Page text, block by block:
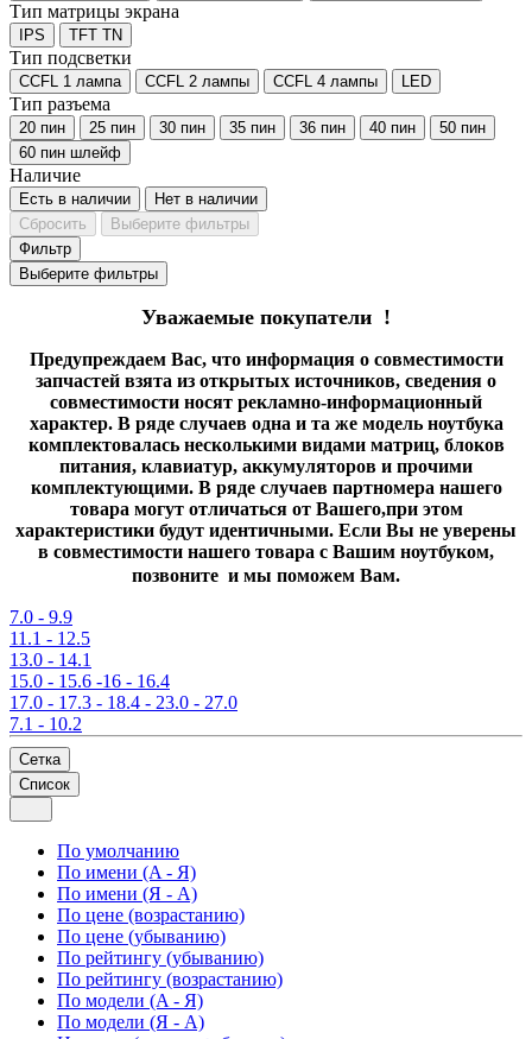
Тип матрицы экрана
IPS TFT TN
Тип подсветки
CCFL 1 лампа CCFL 2 лампы CCFL 4 лампы LED
Тип разъема
20 пин 25 пин 30 пин 35 пин 36 пин 40 пин
50 пин
60 пин шлейф
Наличие
Есть в наличии
Нет в наличии
Сбросить
Выберите фильтры
Фильтр
Выберите фильтры
Уважаемые покупатели !
Предупреждаем Вас, что информация о совместимости
запчастей взята из открытых источников, сведения о
совместимости носят рекламно-информационный
характер. В ряде случаев одна и та же модель ноутбука
комплектовалась несколькими видами матриц, блоков
питания, клавиатур, аккумуляторов и прочими
комплектующими. В ряде случаев партномера нашего
товара могут отличаться от Вашего,при этом
характеристики будут идентичными. Если Вы не уверены
в совместимости нашего товара с Вашим ноутбуком,
позвоните и мы поможем Вам.
7.0 - 9.9
11.1 - 12.5
13.0 - 14.1
15.0 - 15.6 -16 - 16.4
17.0 - 17.3 - 18.4 - 23.0 - 27.0
7.1 - 10.2
Сетка
Список
По умолчанию
По имени (A - Я)
По имени (Я - A)
По цене (возрастанию)
По цене (убыванию)
По рейтингу (убыванию)
По рейтингу (возрастанию)
По модели (A - Я)
По модели (Я - A)